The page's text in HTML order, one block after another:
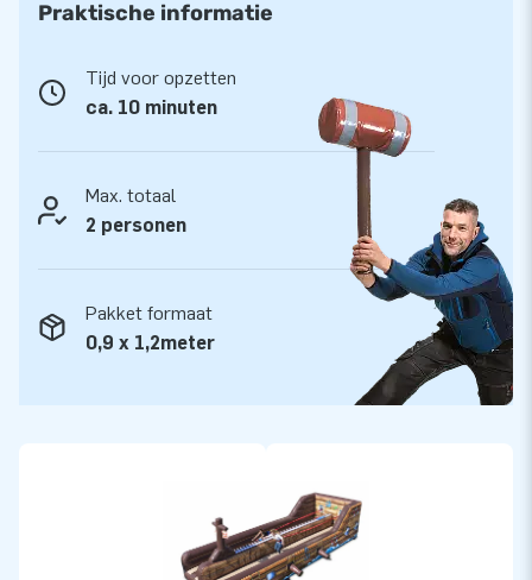
handleiding. Alles compleet voor een mooie beleving.
JB kussens zijn op meerdere punten verstevigd en
meervoudig gestikt en zijn gemaakt van sterk, hoge kwaliteit
PVC. Ze zijn daardoor duurzaam en eenvoudig schoon te
houden. Het kussen wordt tevens door JB geleverd met 5
jaar garantie. Hierdoor lever jij met dit product jarenlang
Koop deze leuke Bungeerun met piraat thema en bezorg
jouw klanten de dag van hun leven!
Meer dan 15.000 klanten kozen ook voor JB
ontwikkelaars en logistiek medewerkers leveren unieke
opblaasattracties op grootse wijze! Klanten zijn verzekerd
van onze professionele service en levering. Zij noemen ons
Praktische informatie
Tijd voor opzetten
ca. 10 minuten
Max. totaal
2 personen
Pakket formaat
0,9 x 1,2meter